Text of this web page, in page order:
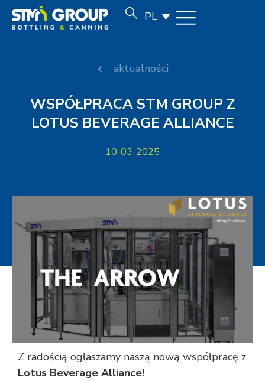
PL
aktualności
WSPÓŁPRACA STM GROUP Z
LOTUS BEVERAGE ALLIANCE
10-03-2025
Z radością ogłaszamy naszą nową współpracę z
Lotus Beverage Alliance!